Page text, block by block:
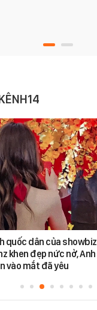
quốc dân của showbiz
khen đẹp nức nở, Anh
vào mắt đã yêu